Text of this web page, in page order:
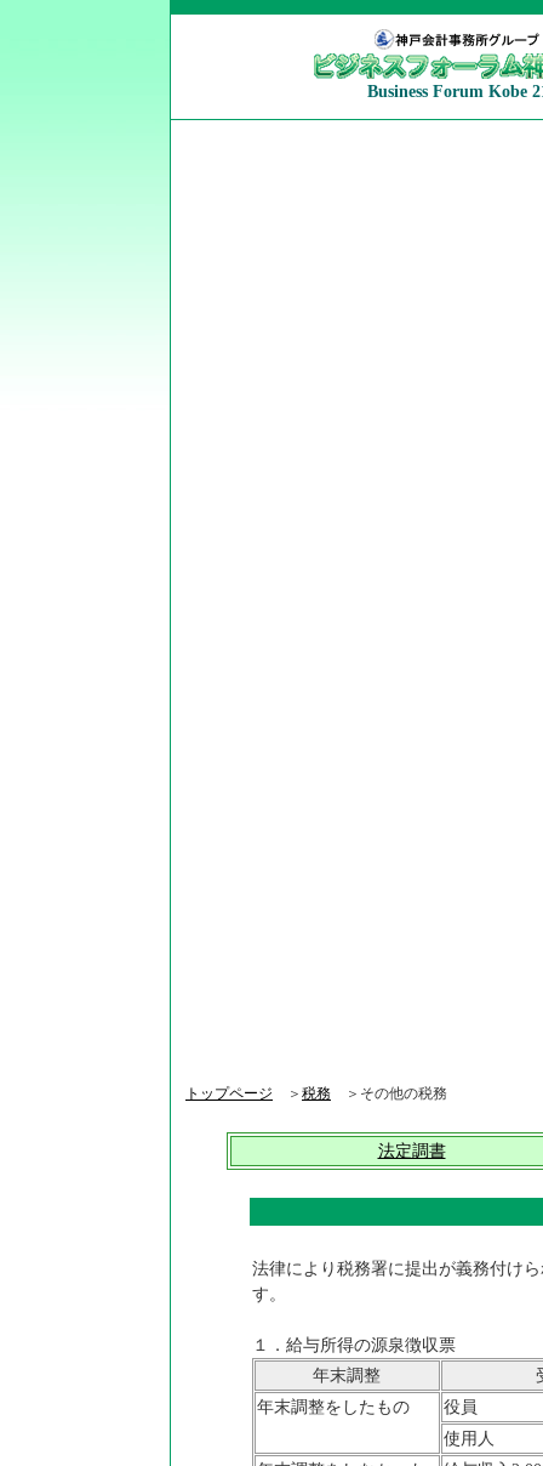
Business Forum Kobe
トップページ ＞ 税務 ＞その他の税務
法定調書
法律により税務署に提出が義務付け
す。
１．給与所得の源泉徴収票
年末調整
年末調整をしたもの
役員
使用人